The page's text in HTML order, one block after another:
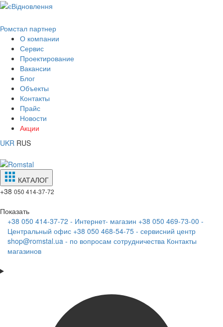
Ромстал партнер
О компании
Сервис
Проектирование
Вакансии
Блог
Объекты
Контакты
Прайс
Новости
Акции
UKR RUS
КАТАЛОГ
+38 050 414-37-72
Показать
+38 050 414-37-72 - Интернет- магазин +38 050 469-73-00 -
Центральный офис +38 050 468-54-75 - сервисний центр
shop@romstal.ua - по вопросам сотрудничества Контакты
магазинов